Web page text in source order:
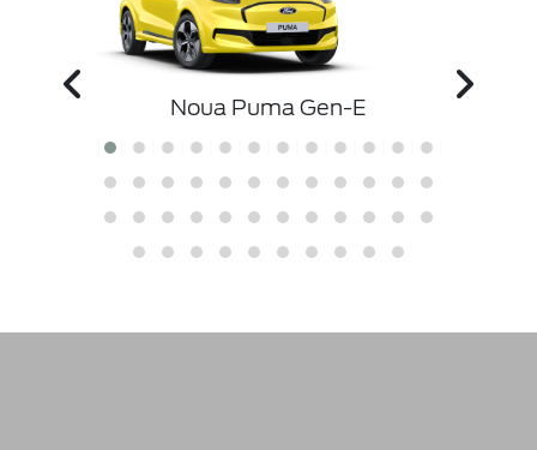
Noua Puma Gen-E